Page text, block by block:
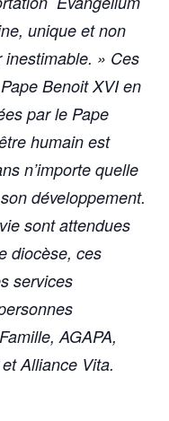
unique et non
inestimable. » Ces
Benoit XVI en
par le Pape
humain est
n’importe quelle
développement.
sont attendues
diocèse, ces
services
AGAPA,
Alliance Vita.